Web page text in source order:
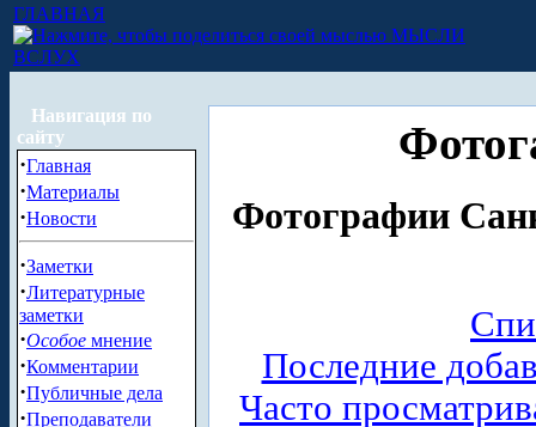
ГЛАВНАЯ
МЫСЛИ
ВСЛУХ
Навигация по
сайту
·Главная
·Материалы
·Новости
·Заметки
·Литературные
заметки
·Особое мнение
·Комментарии
·Публичные дела
·Преподаватели
Фотографии
Последние
Часто